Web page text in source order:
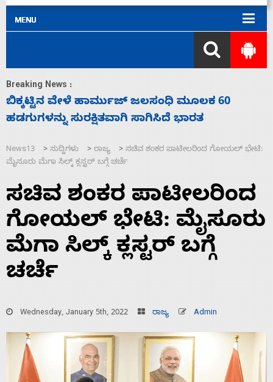
Breaking News :
ನಾಗೇಂದ್ರ ರಾಜೀನಾಮೆ ಕೊಡದಿದ್ದರೆ ಸದನ ನಡೆಸಲು
ಬಿಡೆವು: ಛಲವಾದಿ ನಾರಾಯಣಸ್ವಾಮಿ
News13 > ಸುದ್ದಿಗಳು > ರಾಜ್ಯ > ಸಚಿವ ಶಂಕರ ಪಾಟೀಲರಿಂದ ಗೋಯಲ್‌ ಭೇಟಿ:
ಮೈಸೂರು ಮೆಗಾ ಸಿಲ್ಕ್ ಕ್ಲಸ್ಟರ್ ಬಗ್ಗೆ ಚರ್ಚೆ
ಸಚಿವ ಶಂಕರ ಪಾಟೀಲರಿಂದ
ಗೋಯಲ್‌ ಭೇಟಿ: ಮೈಸೂರು
ಮೆಗಾ ಸಿಲ್ಕ್ ಕ್ಲಸ್ಟರ್ ಬಗ್ಗೆ
ಚರ್ಚೆ
Wednesday, January 5th, 2022 ರಾಜ್ಯ Admin